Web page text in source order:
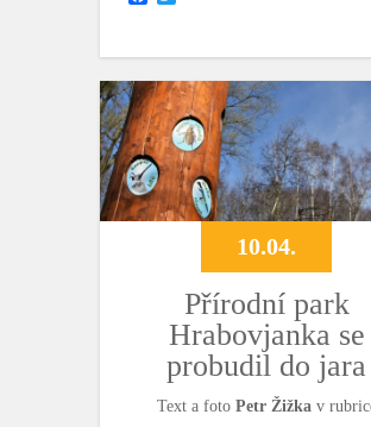
o
o
k
e
r
10.04.
Přírodní park
Hrabovjanka se
probudil do jara
Text a foto Petr Žižkav